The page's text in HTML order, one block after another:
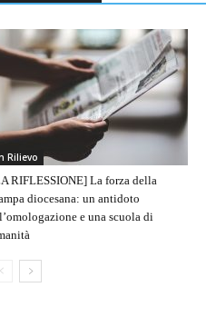
Rilievo
RIFLESSIONE] La forza della
diocesana: un antidoto
e una scuola di